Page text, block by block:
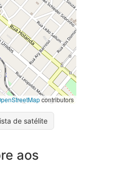
contributors
de satélite
aos